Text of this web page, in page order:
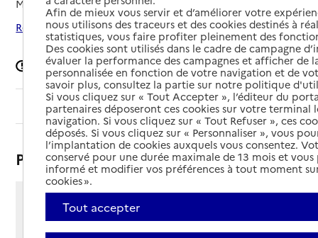
Mis à jour le31/07/2025
Rechercher les établissements autour de Lunéville
Signaler une erreur
Sommaire
Présentation
31 rue de Ménil
54300 - Lunéville
Afin de mieux vous servir et d’améliorer votre
nous utilisons des traceurs et des cookies destinés à
statistiques, vous faire profiter pleinement des
Des cookies sont utilisés dans le cadre de campagne
évaluer la performance des campagnes et afficher de
personnalisée en fonction de votre navigation et de
savoir plus, consultez la partie sur notre politique
Si vous cliquez sur « Tout Accepter », l’éditeur du
partenaires déposeront ces cookies sur votre terminal
navigation. Si vous cliquez sur « Tout Refuser », ces
déposés. Si vous cliquez sur « Personnaliser », vous
l’implantation de cookies auxquels vous consentez.
conservé pour une durée maximale de 13 mois et
informé et modifier vos préférences à tout moment
cookies ».
Tout accepter